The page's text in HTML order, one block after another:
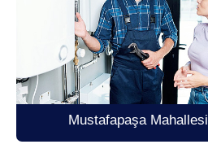
Mustafapaşa Mahallesi